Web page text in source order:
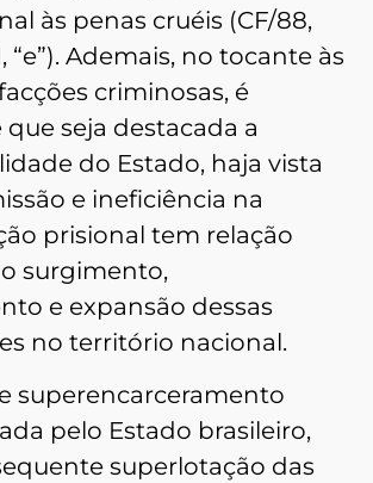
às penas cruéis (CF/88,
“e”). Ademais, no tocante às
criminosas, é
seja destacada a
do Estado, haja vista
e ineficiência na
prisional tem relação
surgimento,
e expansão dessas
no território nacional.
superencarceramento
pelo Estado brasileiro,
superlotação das